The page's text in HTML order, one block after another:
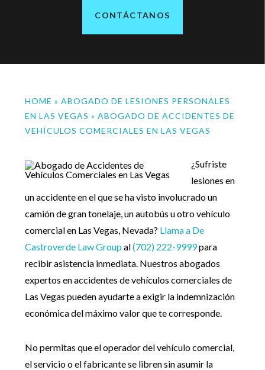
CONTÁCTANOS
HOME »ABOGADO DE LESIONES PERSONALES
EN LAS VEGAS »ABOGADO DE ACCIDENTES DE
VEHÍCULOS COMERCIALES EN LAS VEGAS
¿Sufriste
lesiones en
un accidente en el que se ha visto involucrado un
camión de gran tonelaje, un autobús u otro vehículo
comercial en Las Vegas, Nevada? Llama a De
Castroverde Law Group al(702) 222-9999para
recibir asistencia inmediata. Nuestros abogados
expertos en accidentes de vehículos comerciales de
Las Vegas pueden ayudarte a exigir la indemnización
económica del máximo valor que te corresponde.
No permitas que el operador del vehículo comercial,
el servicio o el fabricante se libren sin asumir la
SUBSCRIBE